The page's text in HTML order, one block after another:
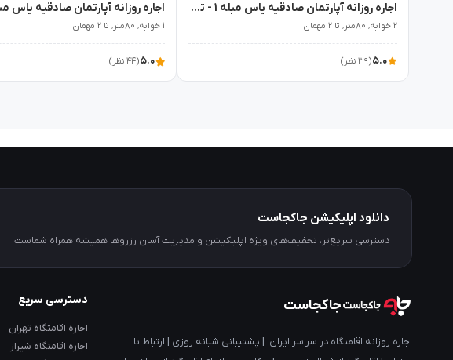
اجاره روزانه آپارتمان صادقیه یاس مبله 1 - تهران
۲ خوابه٬ ۸۰متر٬ تا ۲ مهمان
۵.۰(۳۹ نظر)
۱ خوابه٬ ۸۰متر٬ تا ۲ مهمان
۵.۰(۴۴ نظر)
دانلود اپلیکیشن جاکجاست
دسترسی سریع‌تر، تخفیف‌های ویژه اپلیکیشن و مدیریت آسان رزروها همیشه همراه شماست
جاکجاست
اجاره روزانه اقامتگاه در سراسر ایران. | پشتیبانی شبانه روزی | ارتباط با
دسترسی سریع
اجاره اقامتگاه تهران
اجاره اقامتگاه شیراز